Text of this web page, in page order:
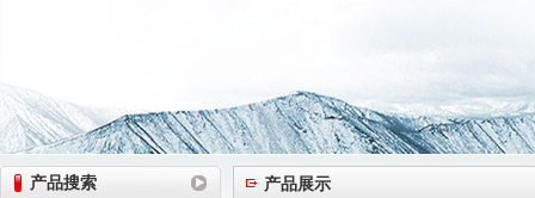
产品搜索 产品展示